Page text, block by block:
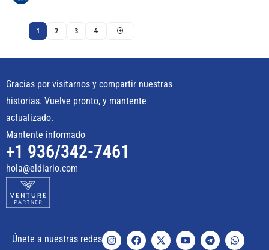
1 2 3 4
Gracias por visitarnos y compartir nuestras
historias. Vuelve pronto, y mantente
actualizado.
Mantente informado
+1 936/342-7461
hola@eldiario.com
Únete a nuestras redes